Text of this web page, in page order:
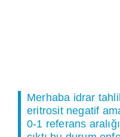
Merhaba idrar
eritrosit negatif
0-1 referans